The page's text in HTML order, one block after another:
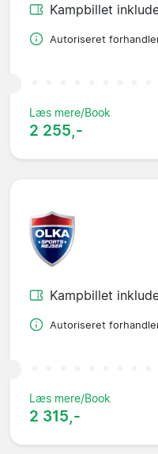
Kampbillet
Autoriseret
Læs mere/Book
2 255,-
Kampbillet
Autoriseret
Læs mere/Book
2 315,-